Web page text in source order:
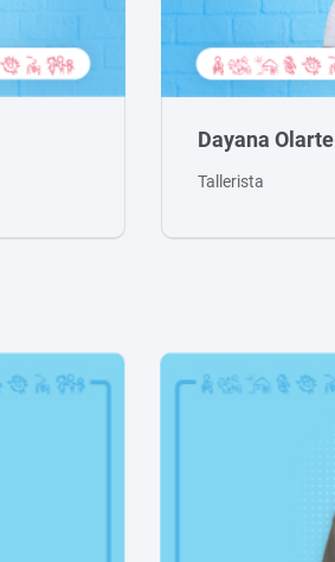
Dayana Olarte
Tallerista